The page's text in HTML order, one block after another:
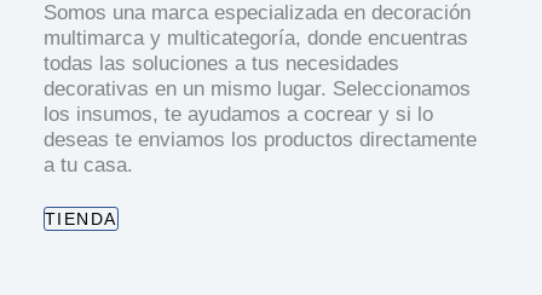
Somos una marca especializada en decoración
multimarca y multicategoría, donde encuentras
todas las soluciones a tus necesidades
decorativas en un mismo lugar. Seleccionamos
los insumos, te ayudamos a cocrear y si lo
deseas te enviamos los productos directamente
a tu casa.
TIENDA